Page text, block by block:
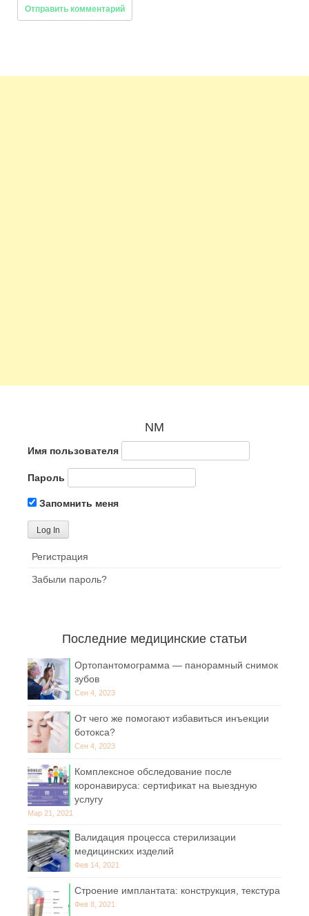
NM
Имя пользователя
Пароль
Запомнить меня
Регистрация
Забыли пароль?
Последние медицинские статьи
Ортопантомограмма — панорамный снимок
зубов
Сен 4, 2023
От чего же помогают избавиться инъекции
ботокса?
Сен 4, 2023
Комплексное обследование после
коронавируса: сертификат на выездную
услугу
Мар 21, 2021
Валидация процесса стерилизации
медицинских изделий
Фев 14, 2021
Строение имплантата: конструкция, текстура
Фев 8, 2021